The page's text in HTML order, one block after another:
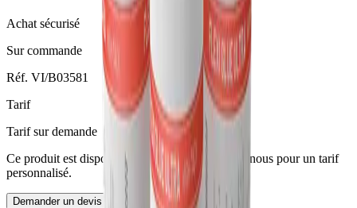
Achat sécurisé
Sur commande
Réf. VI/B03581
Tarif
Tarif sur demande
Ce produit est disponible sur devis — contactez-nous pour un tarif
personnalisé.
Demander un devis